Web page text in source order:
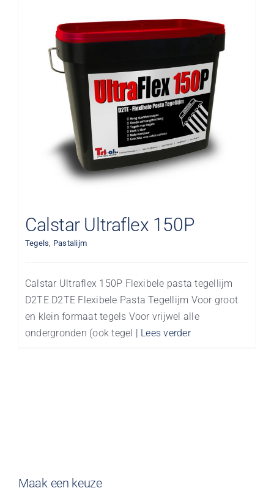
Calstar Ultraflex 150P
Tegels, Pastalijm
Calstar Ultraflex 150P Flexibele pasta tegellijm
D2TE D2TE Flexibele Pasta Tegellijm Voor groot
en klein formaat tegels Voor vrijwel alle
ondergronden (ook tegel
| Lees verder
Maak een keuze